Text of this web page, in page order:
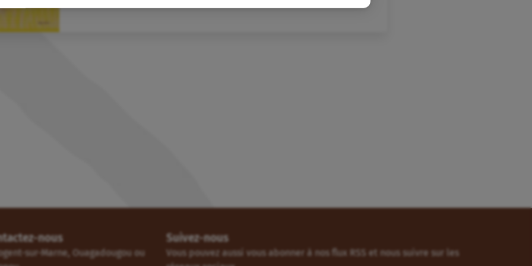
nous
sur-Marne, Ouagadougou ou
Suivez-nous
Vous pouvez aussi vous abonner à nos flux RSS et nous suivre sur les